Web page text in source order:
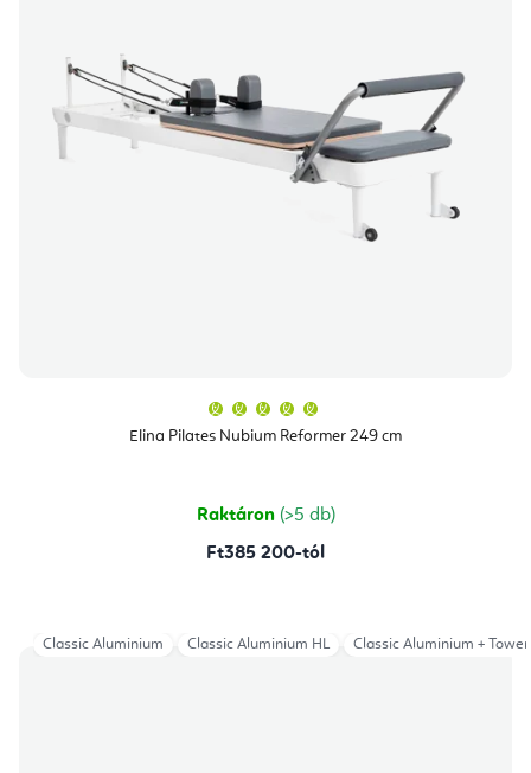
Elina Pilates Nubium Reformer 249 cm
átlagos
értékelése
csillag.
Raktáron (>5 db)
Ft385 200-tól
Classic Aluminium Classic Aluminium HL Classic Aluminium + Tower